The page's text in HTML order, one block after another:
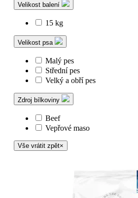
Velikost balení
15 kg
Velikost psa
Malý pes
Střední pes
Velký a obří pes
Zdroj bílkoviny
Beef
Vepřové maso
Vše vrátit zpět×